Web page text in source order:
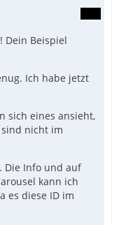
Dein Beispiel
Ich habe jetzt
sich eines ansieht,
nicht im
Die Info und auf
kann ich
es diese ID im